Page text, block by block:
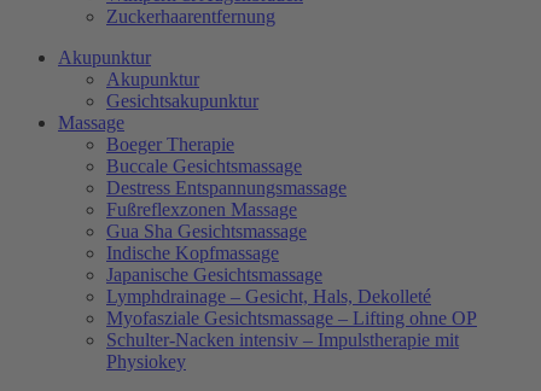
Zuckerhaarentfernung
Akupunktur
Akupunktur
Gesichtsakupunktur
Massage
Boeger Therapie
Buccale Gesichtsmassage
Destress Entspannungsmassage
Fußreflexzonen Massage
Gua Sha Gesichtsmassage
Indische Kopfmassage
Japanische Gesichtsmassage​
Lymphdrainage – Gesicht, Hals, Dekolleté
Myofasziale Gesichtsmassage​ – Lifting ohne OP
Schulter-Nacken intensiv – Impulstherapie mit
Physiokey